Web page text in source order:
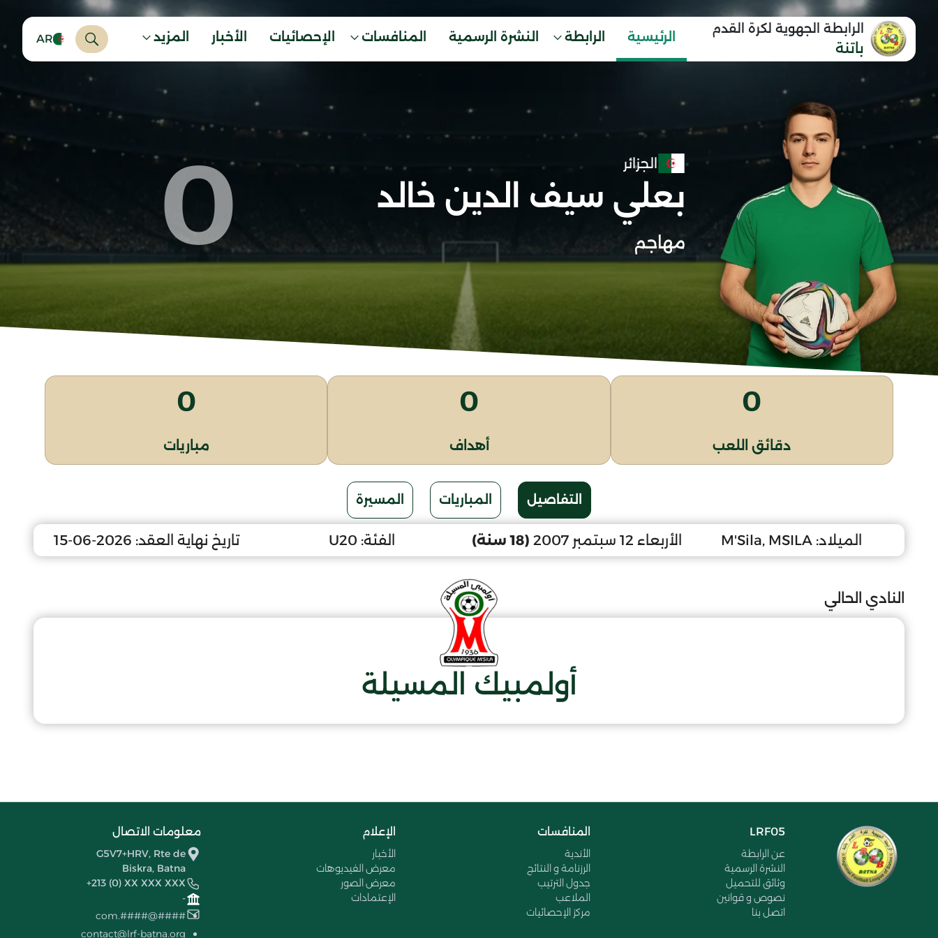
الرابطة الجهوية لكرة القدم
باتنة
الرئيسية الرابطة النشرة الرسمية المنافسات الإحصائيات الأخبار المزيد AR
الجزائر
بعلي سيف الدين خالد
مهاجم 0
0
دقائق اللعب
0
أهداف
0
مباريات
التفاصيل المباريات المسيرة
الميلاد: M'Sila, MSILA الأربعاء 12 سبتمبر 2007 (18 سنة) الفئة: U20 تاريخ نهاية العقد: 2026-06-15
النادي الحالي
أولمبيك المسيلة
LRF05
عن الرابطة
النشرة الرسمية
وثائق للتحميل
نصوص و قوانين
اتصل بنا
المنافسات
الأندية
الرزنامة و النتائج
جدول الترتيب
الملاعب
مركز الإحصائيات
الإعلام
الأخبار
معرض الفيديوهات
معرض الصور
الإعتمادات
معلومات الاتصال
G5V7+HRV, Rte de
Biskra, Batna
+213 (0) XX XXX XXX
-
####@####.com
contact@lrf-batna.org